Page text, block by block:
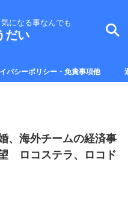
になる事なんでも
だい
バシーポリシー・免責事項他
、海外チームの経済事
ロコステラ、ロコド